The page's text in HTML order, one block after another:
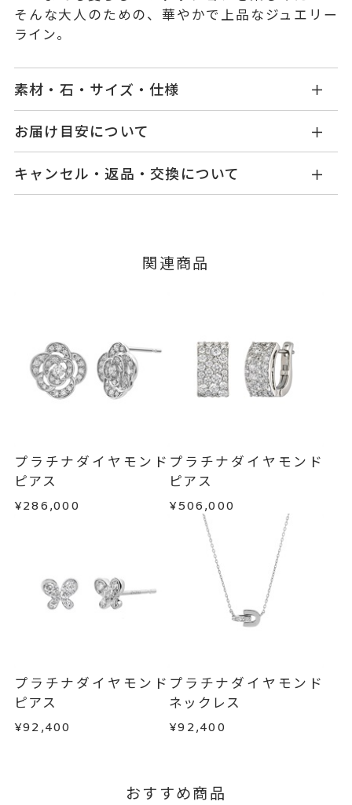
そんな大人のための、華やかで上品なジュエリー
ライン。
素材・石・サイズ・仕様
品番
GL2323P001WDM9H
素材
Pt999
/Pt900/Pt850
石
ダイヤモンド0.32ct
縦：約10.7mm 横：約10.7mm 厚
※キャッチ部分 プラチナ850
イヤリング加工：不可
カテゴリー
ピアス
プラチナピアス、
フラワーピアス
お届け目安について
せ。
ご注文およびご入金確認後、以下の日程にて発送
■お届け目安が「3営業日以内に発送」の商品
発送いたします。
■お届け目安が「約1ヶ月半以内～」の商品
ご注文いただいてから在庫状況を確認いたしま
・在庫のご用意ができる場合： 約1週間～1ヶ月以
内を目安に発送いたします。
・受注生産となる場合： 商品ページに記載のある
目安日数を頂戴し、一から製作いたします。
※お急ぎの方はご注文前にお問い合わせくださ
い。事前に現在の納期状況を確認いたします。
お届け予定日はご注文から2営業日以内にメールに
こちら
キャンセル・返品・交換について
ージの購入履歴一覧よりご注文状況をご確認いた
メンバーシップ未登録のお客さまは、お問い合
わせフォームよりご連絡ください。
返品・交換
以下の場合、商品の返品・交換・返金
・受注生産の商品
・お客さまのお手元で傷や汚れが発生した商品
・到着後ご連絡無く7日以上経過した商品
・刻印をお入れした商品
・販売期間が限定されている商品
・過度な交換・返品を繰り返している場合
商品の品質には万全を期しておりますが、万が一
不良品の場合、またはご注文のお品と異なる場合
はお問い合わせフォームよりご連絡ください。
この場合の返送料は弊社にて負担いたしますの
で、着払いにてご返送ください。
詳細はこちら
関連商品
プラチナダイヤモンド
ピアス
¥286,000
プラチナダイヤモンド
ピアス
¥506,000
プラチナダイヤモンド
ピアス
¥92,400
プラチナダイヤモンド
ネックレス
¥92,400
おすすめ商品